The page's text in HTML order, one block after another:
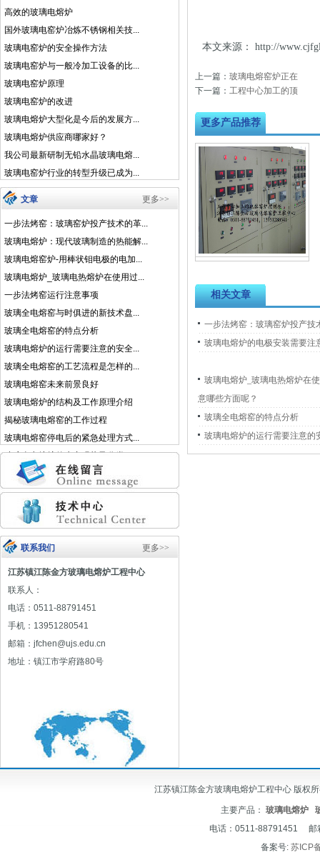
高效的玻璃电熔炉
国外玻璃电窑炉冶炼不锈钢相关技...
玻璃电窑炉的安全操作方法
玻璃电窑炉与一般冷加工设备的比...
玻璃电窑炉原理
玻璃电窑炉的改进
玻璃电熔炉大型化是今后的发展方...
玻璃电熔炉供应商哪家好？
我公司最新研制无铅水晶玻璃电熔...
玻璃电窑炉行业的转型升级已成为...
更多>>
文章
一步法烤窑：玻璃窑炉投产技术的革...
玻璃电熔炉：现代玻璃制造的热能解...
玻璃电熔窑炉-用棒状钼电极的电加...
玻璃电熔炉_玻璃电热熔炉在使用过...
一步法烤窑运行注意事项
玻璃全电熔窑与时俱进的新技术盘...
玻璃全电熔窑的特点分析
玻璃电熔炉的运行需要注意的安全...
玻璃全电熔窑的工艺流程是怎样的...
玻璃电熔窑未来前景良好
玻璃电熔炉的结构及工作原理介绍
揭秘玻璃电熔窑的工作过程
玻璃电熔窑停电后的紧急处理方式...
玻璃全电熔炉的生产现状及分类
更多>>
联系我们
江苏镇江陈金方玻璃电熔炉工程中心
联系人：
电话：0511-88791451
手机：13951280541
邮箱：jfchen@ujs.edu.cn
地址：镇江市学府路80号
本文来源： http://
上一篇： 玻璃电熔窑炉正在
下一篇： 工程中心加工的顶
更多产品推荐
相关文章
一步法烤窑：玻璃窑炉投产技
玻璃电熔炉的电极安装需要注
玻璃电熔炉_玻璃电热熔炉在
意哪些方面呢？
玻璃全电熔窑的特点分析
玻璃电熔炉的运行需要注意的
江苏镇江陈金方玻璃电熔炉工程中心 版权
主要产品： 玻璃电熔炉
电话：0511-88791451 邮
备案号: 苏ICP